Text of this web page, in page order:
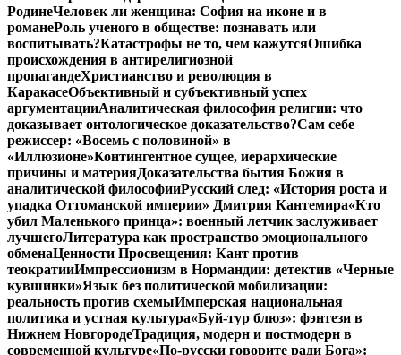
РодинеЧеловек ли женщина: София на иконе и в
романеРоль ученого в обществе: познавать или
воспитывать?Катастрофы не то, чем кажутсяОшибка
происхождения в антирелигиозной
пропагандеХристианство и революция в
КаракасеОбъективный и субъективный успех
аргументацииАналитическая философия религии: что
доказывает онтологическое доказательство?Сам себе
режиссер: «Восемь с половиной» в
«Иллюзионе»Контингентное сущее, иерархические
причины и материяДоказательства бытия Божия в
аналитической философииРусский след: «История роста и
упадка Оттоманской империи» Дмитрия Кантемира«Кто
убил Маленького принца»: военный летчик заслуживает
лучшегоЛитература как пространство эмоционального
обменаЦенности Просвещения: Кант против
теократииИмпрессионизм в Нормандии: детектив «Черные
кувшинки»Язык без политической мобилизации:
реальность против схемыИмперская национальная
политика и устная культура«Буй-тур блюз»: фэнтези в
Нижнем НовгородеТрадиция, модерн и постмодерн в
современной культуре«По-русски говорите ради Бога»: